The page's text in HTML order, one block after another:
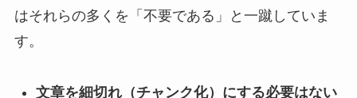
はそれらの多くを「 不要である 」と一蹴していま
す。
文章を細切れ（チャンク化）にする必要はない